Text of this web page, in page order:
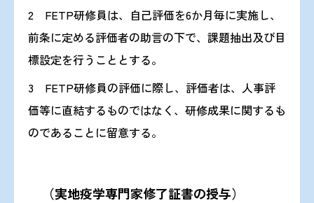
2 FETP研修員は、自己評価を6か月毎に実施し、
前条に定める評価者の助言の下で、課題抽出及び目
標設定を行うこととする。
3 FETP研修員の評価に際し、評価者は、人事評
価等に直結するものではなく、研修成果に関するも
のであることに留意する。
（実地疫学専門家修了証書の授与）